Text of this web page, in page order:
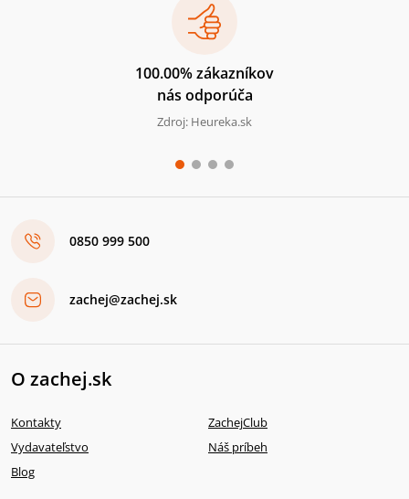
100.00% zákazníkov
nás odporúča
Zdroj: Heureka.sk
0850 999 500
zachej@zachej.sk
O zachej.sk
Kontakty
ZachejClub
Vydavateľstvo
Náš príbeh
Blog